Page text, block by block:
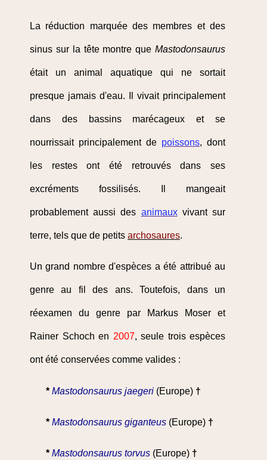
La réduction marquée des membres et des
sinus sur la tête montre que Mastodonsaurus
était un animal aquatique qui ne sortait
presque jamais d'eau. Il vivait principalement
dans des bassins marécageux et se
nourrissait principalement de poissons, dont
les restes ont été retrouvés dans ses
excréments fossilisés. Il mangeait
probablement aussi des animauxvivant sur
terre, tels que de petits archosaures.
Un grand nombre d'espèces a été attribué au
genre au fil des ans. Toutefois, dans un
réexamen du genre par Markus Moser et
Rainer Schoch en 2007, seule trois espèces
ont été conservées comme valides :
* Mastodonsaurus jaegeri(Europe) †
* Mastodonsaurus giganteus(Europe) †
* Mastodonsaurus torvus(Europe) †